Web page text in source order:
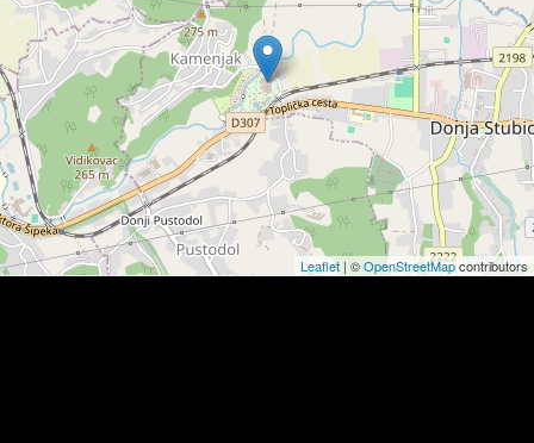
Leaflet | ©OpenStreetMapcontributors